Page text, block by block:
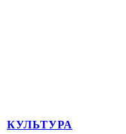
КУЛЬТУРА